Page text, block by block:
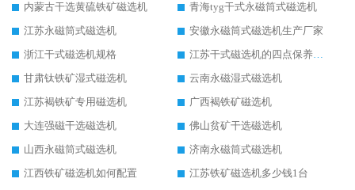
内蒙古干选黄硫铁矿磁选机
青海tyg干式永磁筒式磁选机
江苏永磁筒式磁选机
安徽永磁筒式磁选机生产厂家
浙江干式磁选机规格
江苏干式磁选机的四点保养秘籍
甘肃钛铁矿湿式磁选机
云南永磁湿式磁选机
江苏褐铁矿专用磁选机
广西褐铁矿磁选机
大连强磁干选磁选机
佛山贫矿干选磁选机
山西永磁筒式磁选机
济南永磁筒式磁选机
江西铁矿磁选机如何配置
江苏铁矿磁选机多少钱1台